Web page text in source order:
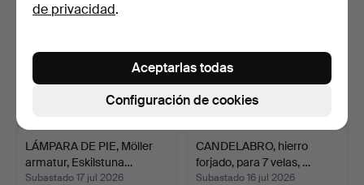
LÁMPARA DE PIE, Möller
armatur, Eskilstuna…
Subastado 17 jul 2026
CANDELABRO, hierro
forjado, para 7 velas, …
Subastado 16 jul 2026
de privacidad.
Configuración de cookies
Aceptarlas todas